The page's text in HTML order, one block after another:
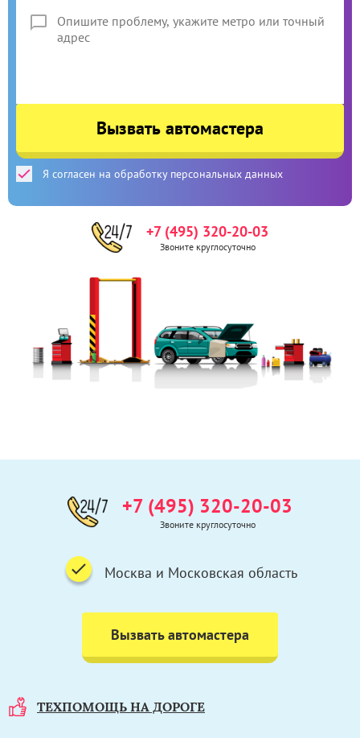
Вызвать автомастера
Я согласен на обработку персональных данных
+7 (495) 320-20-03
Звоните круглосуточно
ТЕХПОМОЩЬ НА ДОРОГЕ
+7 (495) 320-20-03
Звоните круглосуточно
Москва и Московская область
Вызвать автомастера